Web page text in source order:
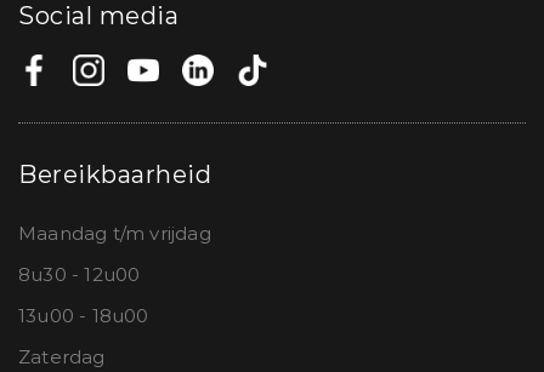
Social media
Bereikbaarheid
Maandag t/m vrijdag
8u30 - 12u00
13u00 - 18u00
Zaterdag